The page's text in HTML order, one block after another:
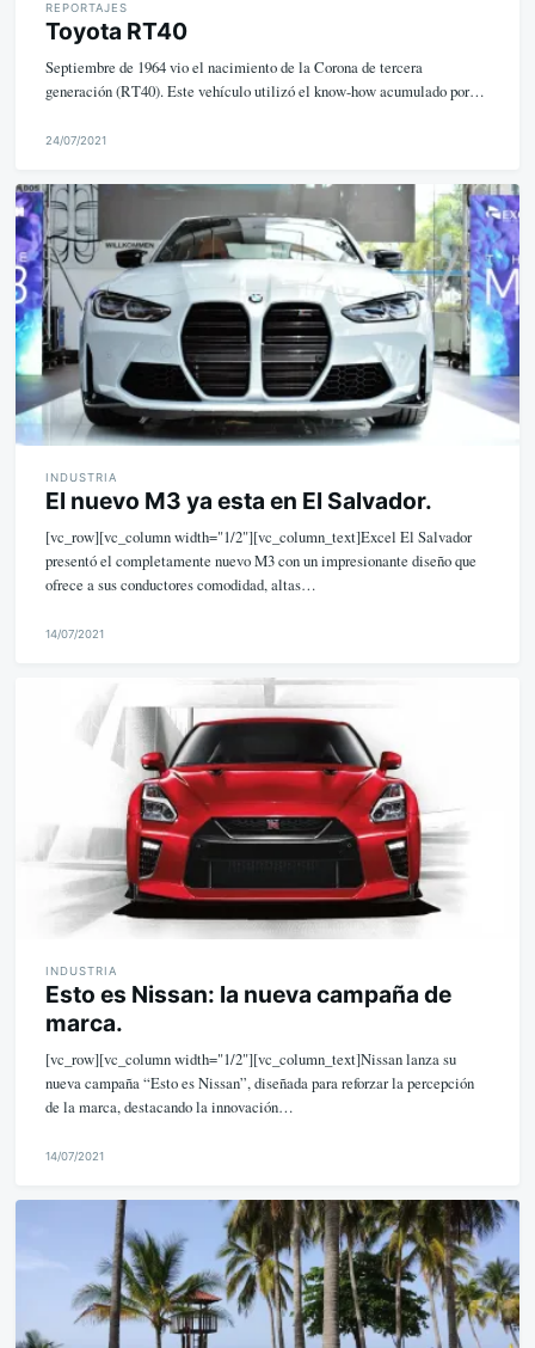
REPORTAJES
Toyota RT40
Septiembre de 1964 vio el nacimiento de la Corona de tercera
generación (RT40). Este vehículo utilizó el know-how acumulado por…
i
k
e
24/07/2021
INDUSTRIA
El nuevo M3 ya esta en El Salvador.
[vc_row][vc_column width="1/2"][vc_column_text]Excel El Salvador
presentó el completamente nuevo M3 con un impresionante diseño que
ofrece a sus conductores comodidad, altas…
14/07/2021
INDUSTRIA
Esto es Nissan: la nueva campaña de
marca.
[vc_row][vc_column width="1/2"][vc_column_text]Nissan lanza su
nueva campaña “Esto es Nissan”, diseñada para reforzar la percepción
de la marca, destacando la innovación…
14/07/2021